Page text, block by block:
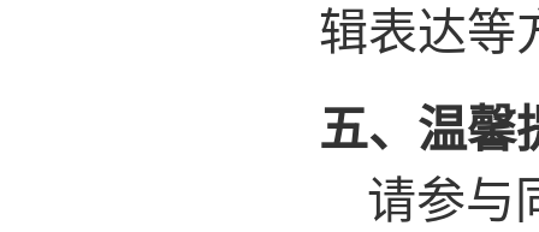
辑表达等
五、温馨
请参与